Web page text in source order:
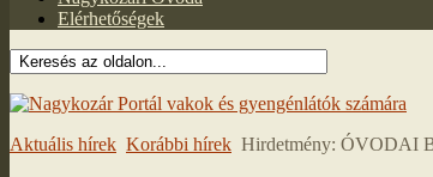
Elérhetőségek
Aktuális hírek Korábbi hírek Hirdetmény: ÓVODAI